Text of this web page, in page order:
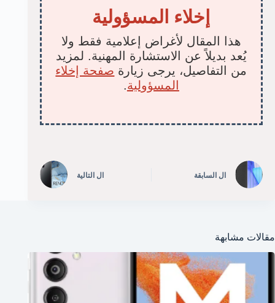
إخلاء المسؤولية
هذا المقال لأغراض إعلامية فقط ولا
يُعد بديلاً عن الاستشارة المهنية. لمزيد
من التفاصيل، يرجى زيارة صفحة إخلاء
المسؤولية.
ال السابقة ال التالية
مقالات مشابهة